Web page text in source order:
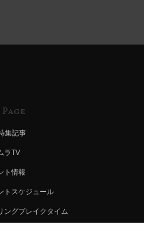
Page
集記事
ラTV
ト情報
トスケジュール
ングブレイクタイム